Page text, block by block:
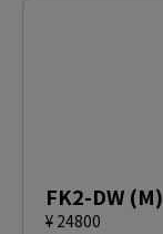
FK2-DW (M)
¥ 24800